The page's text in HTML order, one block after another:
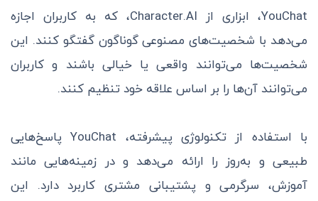
YouChat، ابزاری از Character.AI، که به کاربران اجازه
می‌دهد با شخصیت‌های مصنوعی گوناگون گفتگو کنند. این
شخصیت‌ها می‌توانند واقعی یا خیالی باشند و کاربران
می‌توانند آن‌ها را بر اساس علاقه خود تنظیم کنند.
با استفاده از تکنولوژی پیشرفته، YouChat پاسخ‌هایی
طبیعی و به‌روز را ارائه می‌دهد و در زمینه‌هایی مانند
آموزش، سرگرمی و پشتیبانی مشتری کاربرد دارد. این